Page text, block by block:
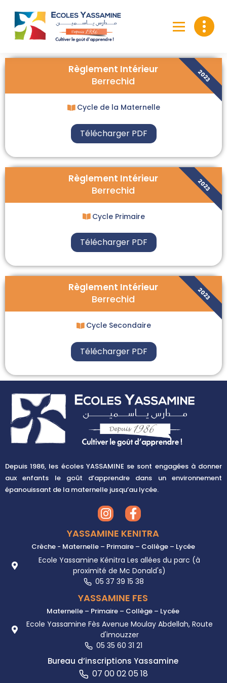
Règlement Intérieur
Berrechid
Cycle de la Maternelle
Télécharger PDF
2023
Règlement Intérieur
Berrechid
Cycle Primaire
Télécharger PDF
2023
Règlement Intérieur
Berrechid
Cycle Secondaire
Télécharger PDF
2023
Depuis1986, les écoles YASSAMINE se sont engagées à donner
aux enfants le goût d’apprendre dans un environnement
épanouissant de la maternelle jusqu’au lycée.
YASSAMINE KENITRA
Crèche - Maternelle – Primaire – Collège – Lycée
Ecole Yassamine Kénitra Les allées du parc (à
proximité de Mc Donald's)
05 37 39 15 38
YASSAMINE FES
Maternelle – Primaire – Collège – Lycée
Ecole Yassamine Fès Avenue Moulay Abdellah, Route
d'imouzzer
05 35 60 31 21
Bureau d’inscriptions Yassamine
07 00 02 05 18